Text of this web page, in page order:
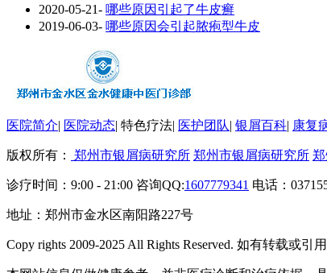
2020-05-21- 哪些原因引起了牛皮癣
2019-06-03- 哪些原因会引起脓疱型牛皮
医院简介| 医院动态| 特色疗法| 医护团队| 银屑百科| 康复
版权所有： 郑州市银屑病研究所 郑州市银屑病研究所
诊疗时间：9:00 - 21:00 咨询QQ:1607779341 电话：
地址：郑州市金水区南阳路227号
Copy rights 2009-2025 All Rights Reserved. 如有转载或